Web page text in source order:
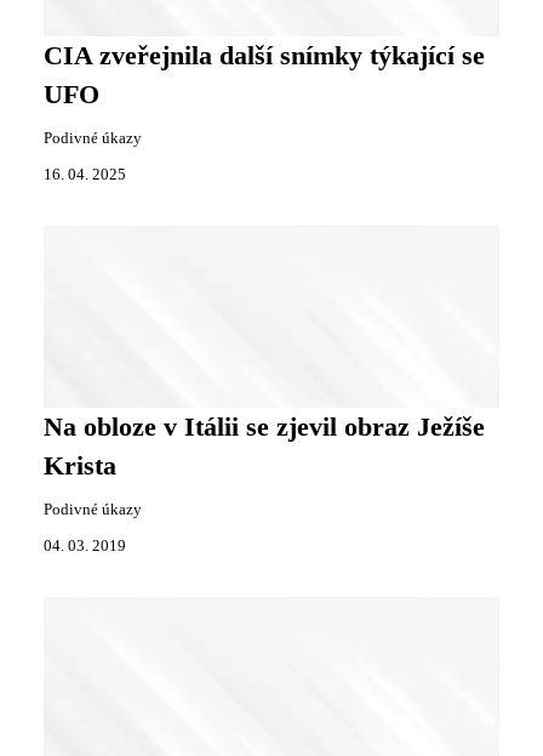
CIA zveřejnila další snímky týkající se
UFO
Podivné úkazy
16. 04. 2025
Na obloze v Itálii se zjevil obraz Ježíše
Krista
Podivné úkazy
04. 03. 2019